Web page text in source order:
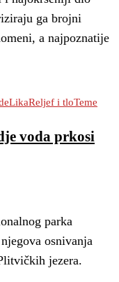
ga brojni
a najpoznatije
LikaReljef i tloTeme
voda prkosi
parka
osnivanja
jezera.